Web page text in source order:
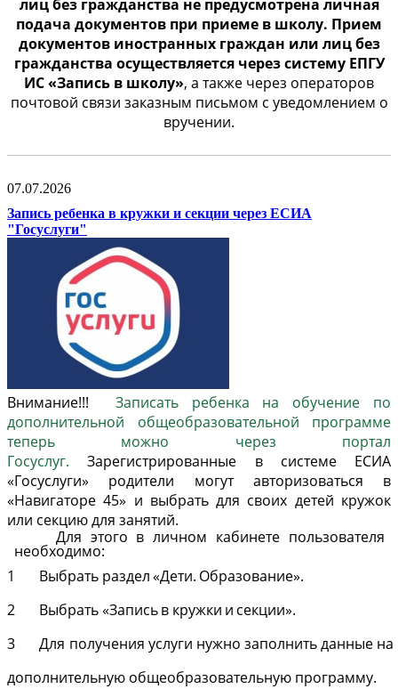
лиц без гражданства не предусмотрена личная
подача документов при приеме в школу. Прием
документов иностранных граждан или лиц без
гражданства осуществляется через систему ЕПГУ
ИС «Запись в школу», а также через операторов
почтовой связи заказным письмом с уведомлением о
вручении.
07.07.2026
Запись ребенка в кружки и секции через ЕСИА
"Госуслуги"
Внимание!!! Записать ребенка на обучение по
дополнительной общеобразовательной программе
теперь можно через портал
Госуслуг. Зарегистрированные в системе ЕСИА
«Госуслуги» родители могут авторизоваться в
«Навигаторе 45» и выбрать для своих детей кружок
или секцию для занятий.
Для этого в личном кабинете пользователя
необходимо:
1
Выбрать раздел«Дети. Образование».
2
Выбрать«Записьв кружки и секции».
3
Для получения услуги нужно заполнитьданные на
дополнительную общеобразовательную программу.